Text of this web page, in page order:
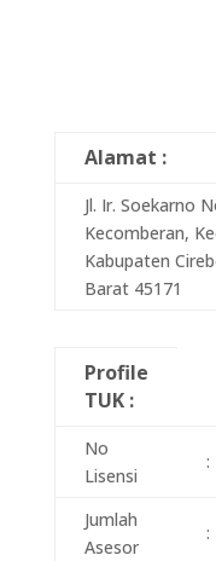
Alamat :
Jl. Ir. Soekarno
Kecomberan,
Kabupaten
Barat 45171
Profile
TUK :
No
Lisensi
:
Jumlah
Asesor
: